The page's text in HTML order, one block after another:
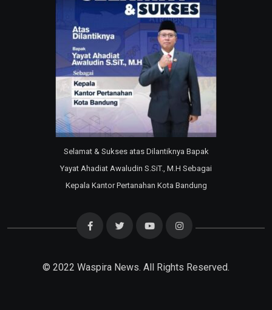
Selamat & Sukses atas Dilantiknya Bapak
Yayat Ahadiat Awaludin S.SiT., M.H Sebagai
Kepala Kantor Pertanahan Kota Bandung
© 2022 Waspira News. All Rights Reserved.